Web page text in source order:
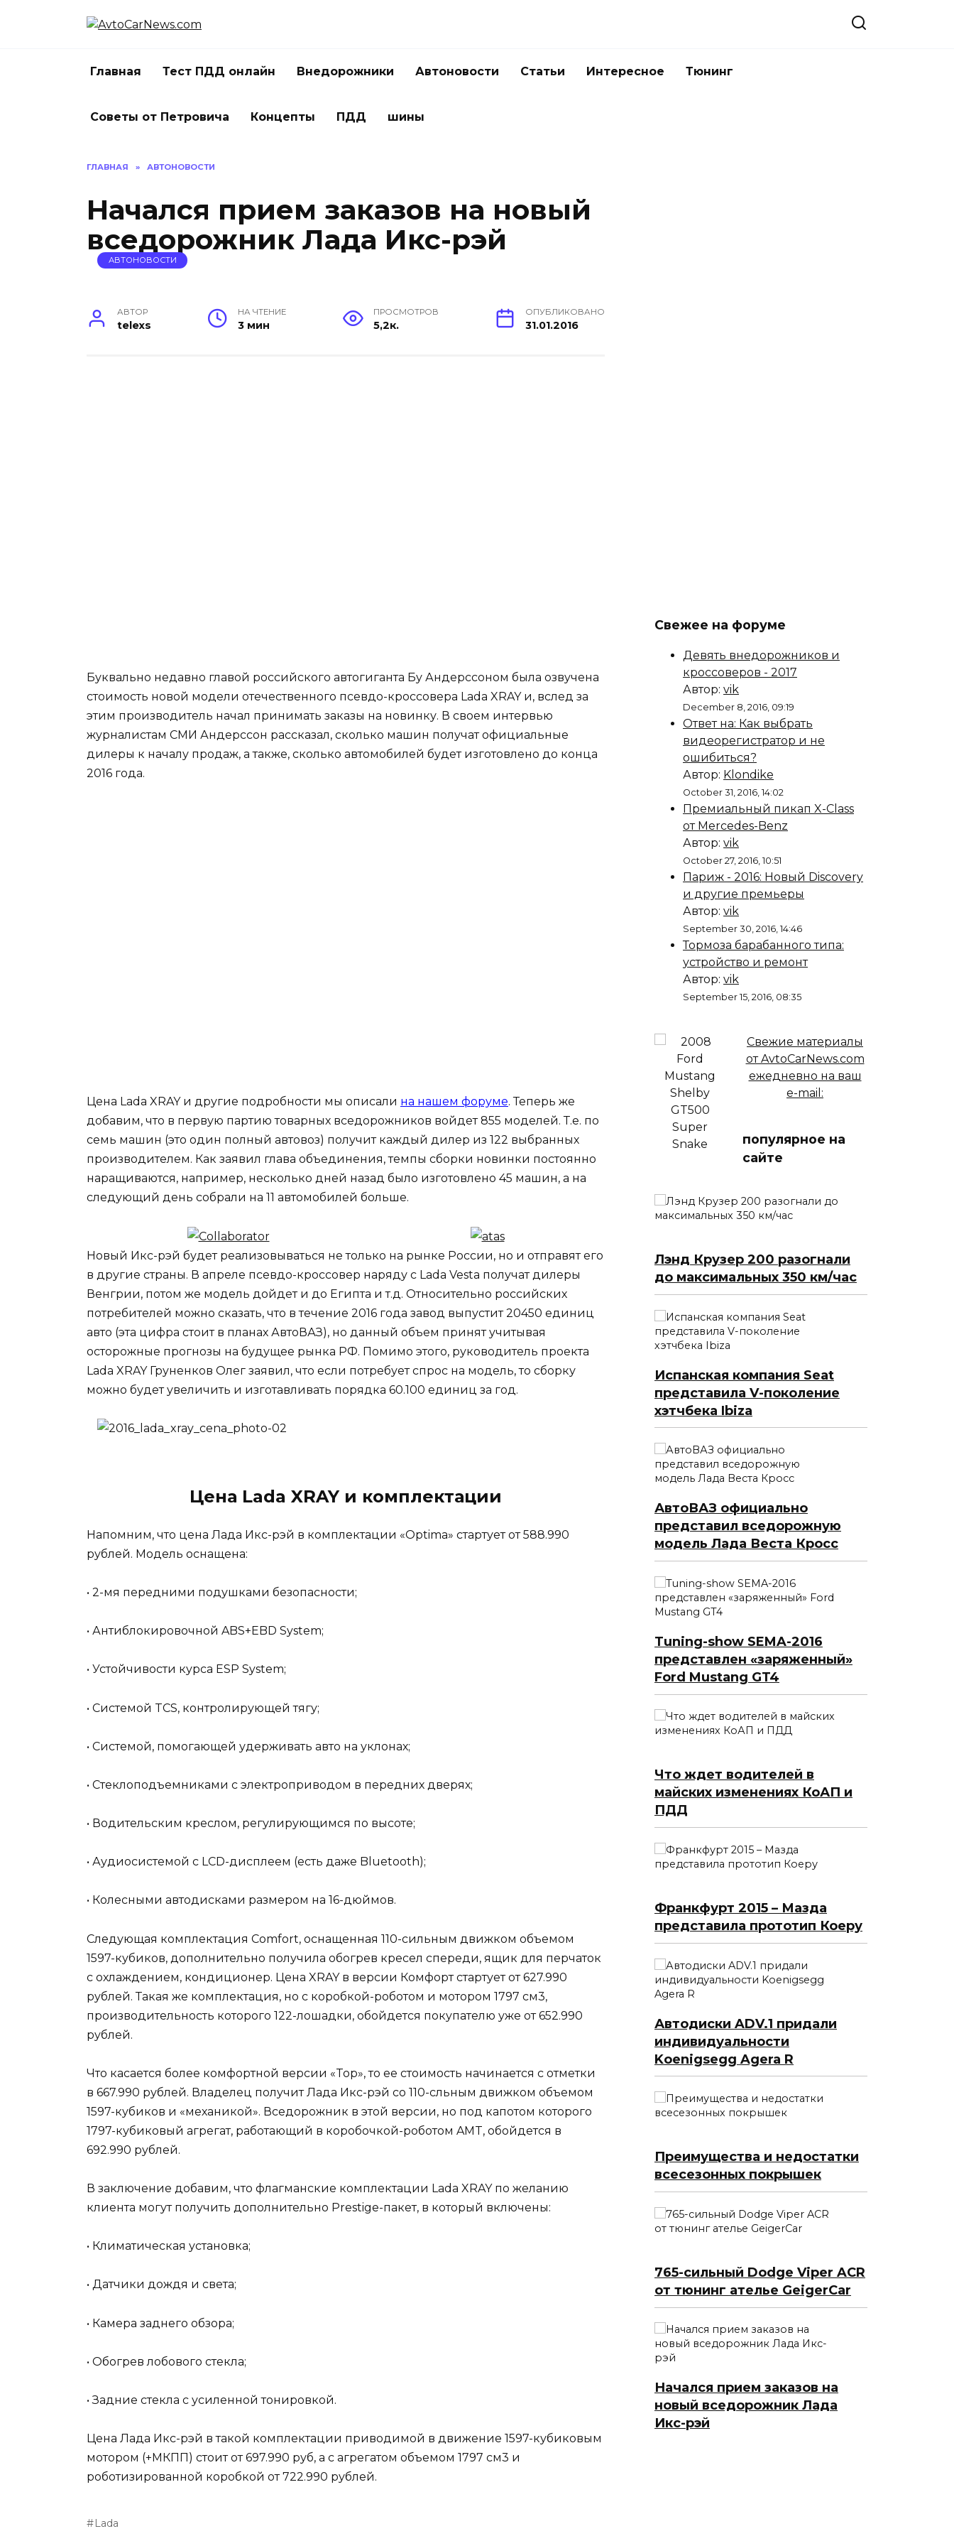
Главная Тест ПДД онлайн Внедорожники Автоновости Статьи Интересное Тюнинг
Советы от Петровича Концепты ПДД шины
ГЛАВНАЯ » АВТОНОВОСТИ
Начался прием заказов на новый
вседорожник Лада Икс-рэй
АВТОНОВОСТИ
АВТОР
telexs
НА ЧТЕНИЕ
3 мин
ПРОСМОТРОВ
5,2к.
ОПУБЛИКОВАНО
31.01.2016
Буквально недавно главой российского автогиганта Бу Андерссоном была озвучена
стоимость новой модели отечественного псевдо-кроссовера Lada XRAY и, вслед за
этим производитель начал принимать заказы на новинку. В своем интервью
журналистам СМИ Андерссон рассказал, сколько машин получат официальные
дилеры к началу продаж, а также, сколько автомобилей будет изготовлено до конца
2016 года.
Цена Lada XRAY и другие подробности мы описали на нашем форуме. Теперь же
добавим, что в первую партию товарных вседорожников войдет 855 моделей. Т.е. по
семь машин (это один полный автовоз) получит каждый дилер из 122 выбранных
производителем. Как заявил глава объединения, темпы сборки новинки постоянно
наращиваются, например, несколько дней назад было изготовлено 45 машин, а на
следующий день собрали на 11 автомобилей больше.
Новый Икс-рэй будет реализовываться не только на рынке России, но и отправят его
в другие страны. В апреле псевдо-кроссовер наряду с Lada Vesta получат дилеры
Венгрии, потом же модель дойдет и до Египта и т.д. Относительно российских
потребителей можно сказать, что в течение 2016 года завод выпустит 20450 единиц
авто (эта цифра стоит в планах АвтоВАЗ), но данный объем принят учитывая
осторожные прогнозы на будущее рынка РФ. Помимо этого, руководитель проекта
Lada XRAY Груненков Олег заявил, что если потребует спрос на модель, то сборку
можно будет увеличить и изготавливать порядка 60.100 единиц за год.
Цена Lada XRAY и комплектации
Напомним, что цена Лада Икс-рэй в комплектации «Optima» стартует от 588.990
рублей. Модель оснащена:
• 2-мя передними подушками безопасности;
• Антиблокировочной ABS+EBD System;
• Устойчивости курса ESP System;
• Системой TCS, контролирующей тягу;
• Системой, помогающей удерживать авто на уклонах;
• Стеклоподъемниками с электроприводом в передних дверях;
• Водительским креслом, регулирующимся по высоте;
• Аудиосистемой с LCD-дисплеем (есть даже Bluetooth);
• Колесными автодисками размером на 16-дюймов.
Следующая комплектация Comfort, оснащенная 110-сильным движком объемом
1597-кубиков, дополнительно получила обогрев кресел спереди, ящик для перчаток
с охлаждением, кондиционер. Цена XRAY в версии Комфорт стартует от 627.990
рублей. Такая же комплектация, но с коробкой-роботом и мотором 1797 см3,
производительность которого 122-лошадки, обойдется покупателю уже от 652.990
рублей.
Что касается более комфортной версии «Top», то ее стоимость начинается с отметки
в 667.990 рублей. Владелец получит Лада Икс-рэй со 110-сльным движком объемом
1597-кубиков и «механикой». Вседорожник в этой версии, но под капотом которого
1797-кубиковый агрегат, работающий в коробочкой-роботом AMT, обойдется в
692.990 рублей.
В заключение добавим, что флагманские комплектации Lada XRAY по желанию
клиента могут получить дополнительно Prestige-пакет, в который включены:
• Климатическая установка;
• Датчики дождя и света;
• Камера заднего обзора;
• Обогрев лобового стекла;
• Задние стекла с усиленной тонировкой.
Цена Лада Икс-рэй в такой комплектации приводимой в движение 1597-кубиковым
мотором (+МКПП) стоит от 697.990 руб, а с агрегатом объемом 1797 см3 и
роботизированной коробкой от 722.990 рублей.
Lada
Свежее на форуме
Девять внедорожников и
кроссоверов - 2017
Автор: vik
December 8, 2016, 09:19
Ответ на: Как выбрать
видеорегистратор и не
ошибиться?
Автор: Klondike
October 31, 2016, 14:02
Премиальный пикап X-Class
от Mercedes-Benz
Автор: vik
October 27, 2016, 10:51
Париж - 2016: Новый Discovery
и другие премьеры
Автор: vik
September 30, 2016, 14:46
Тормоза барабанного типа:
устройство и ремонт
Автор: vik
September 15, 2016, 08:35
Свежие материалы
от AvtoCarNews.com
ежедневно на ваш
e-mail:
популярное на
сайте
Лэнд Крузер 200 разогнали
до максимальных 350 км/час
Испанская компания Seat
представила V-поколение
хэтчбека Ibiza
АвтоВАЗ официально
представил вседорожную
модель Лада Веста Кросс
Tuning-show SEMA-2016
представлен «заряженный»
Ford Mustang GT4
Что ждет водителей в
майских изменениях КоАП и
ПДД
Франкфурт 2015 – Мазда
представила прототип Коеру
Автодиски ADV.1 придали
индивидуальности
Koenigsegg Agera R
Преимущества и недостатки
всесезонных покрышек
765-сильный Dodge Viper ACR
от тюнинг ателье GeigerCar
Начался прием заказов на
новый вседорожник Лада
Икс-рэй